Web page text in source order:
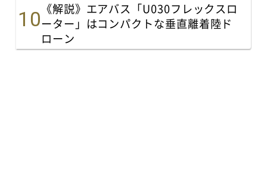
《解説》エアバス「U030フレックスロ
ーター」はコンパクトな垂直離着陸ド
ローン